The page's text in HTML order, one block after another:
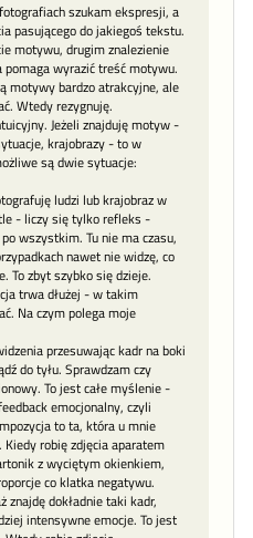
szukam ekspresji, a
pasującego do jakiegoś tekstu.
motywu, drugim znalezienie
wyrazić treść motywu.
motywy bardzo atrakcyjne, ale
Wtedy rezygnuję.
Jeżeli znajduję motyw -
krajobrazy - to w
są dwie sytuacje:
ludzi lub krajobraz w
- liczy się tylko refleks -
wszystkim. Tu nie ma czasu,
nawet nie widzę, co
To zbyt szybko się dzieje.
trwa dłużej - w takim
Na czym polega moje
przesuwając kadr na boki
do tyłu. Sprawdzam czy
To jest całe myślenie -
emocjonalny, czyli
to ta, która u mnie
robię zdjęcia aparatem
z wyciętym okienkiem,
co klatka negatywu.
znajdę dokładnie taki kadr,
intensywne emocje. To jest